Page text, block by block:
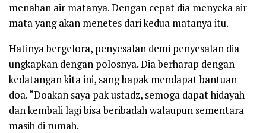
menahan air matanya. Dengan cepat dia menyeka air
mata yang akan menetes dari kedua matanya itu.
Hatinya bergelora, penyesalan demi penyesalan dia
ungkapkan dengan polosnya. Dia berharap dengan
kedatangan kita ini, sang bapak mendapat bantuan
doa. “Doakan saya pak ustadz, semoga dapat hidayah
dan kembali lagi bisa beribadah walaupun sementara
masih di rumah.